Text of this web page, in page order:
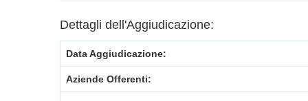
Dettagli dell'Aggiudicazione:
Data Aggiudicazione:
Aziende Offerenti: